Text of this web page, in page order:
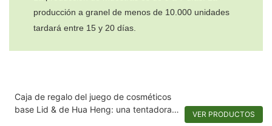
producción a granel de menos de 10.000 unidades
tardará entre 15 y 20 días.
Caja de regalo del juego de cosméticos
base Lid & de Hua Heng: una tentadora
VER PRODUCTOS